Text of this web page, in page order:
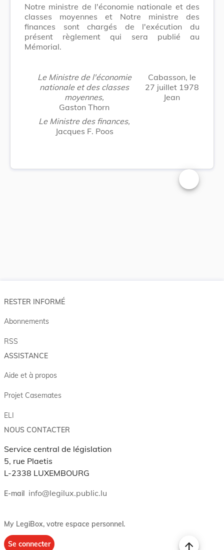
Notre ministre de l'économie nationale et des
classes moyennes et Notre ministre des
finances sont chargés de l'exécution du
présent règlement qui sera publié au
Mémorial.
Le Ministre de l'économie
nationale et des classes
moyennes,
Gaston Thorn
Le Ministre des finances,
Jacques F. Poos
Cabasson, le
27 juillet 1978
Jean
Changer la
RESTER INFORMÉ
Abonnements
RSS
ASSISTANCE
Aide et à propos
Projet Casemates
ELI
NOUS CONTACTER
Service central de législation
5, rue Plaetis
L-2338 LUXEMBOURG
E-mail info@legilux.public.lu
My LegiBox, votre espace personnel.
Se connecter